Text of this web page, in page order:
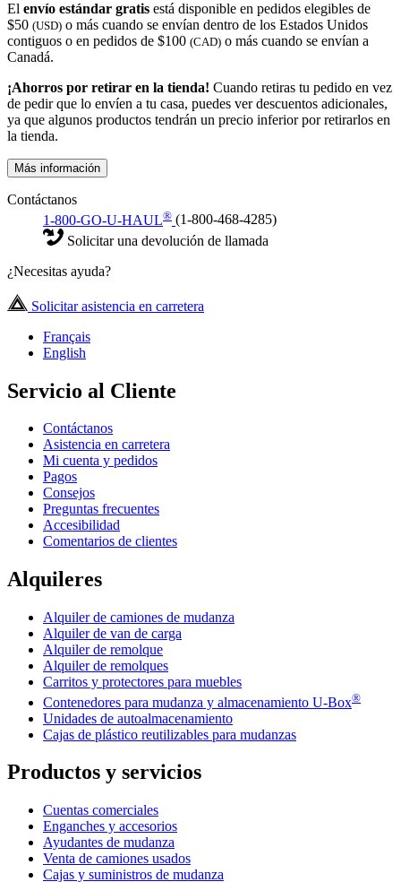
El envío estándar gratis está disponible en pedidos elegibles de
$50 (USD) o más cuando se envían dentro de los Estados Unidos
contiguos o en pedidos de $100 (CAD) o más cuando se envían a
Canadá.
¡Ahorros por retirar en la tienda! Cuando retiras tu pedido en vez
de pedir que lo envíen a tu casa, puedes ver descuentos adicionales,
ya que algunos productos tendrán un precio inferior por retirarlos en
la tienda.
Más información
Contáctanos
1-800-GO-U-HAUL® (1-800-468-4285)
Solicitar una devolución de llamada
¿Necesitas ayuda?
Solicitar asistencia en carretera
Français
English
Servicio al Cliente
Contáctanos
Asistencia en carretera
Mi cuenta y pedidos
Pagos
Consejos
Preguntas frecuentes
Accesibilidad
Comentarios de clientes
Alquileres
Alquiler de camiones de mudanza
Alquiler de van de carga
Alquiler de remolque
Alquiler de remolques
Carritos y protectores para muebles
Contenedores para mudanza y almacenamiento U-Box®
Unidades de autoalmacenamiento
Cajas de plástico reutilizables para mudanzas
Productos y servicios
Cuentas comerciales
Enganches y accesorios
Ayudantes de mudanza
Venta de camiones usados
Cajas y suministros de mudanza